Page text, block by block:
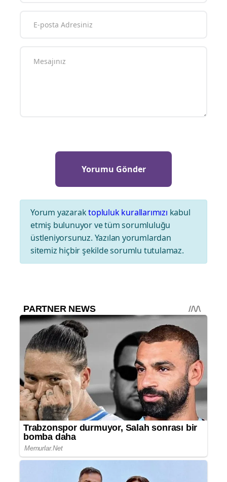
Yorum yazaraktopluluk kurallarımızı kabul
etmiş bulunuyor ve tüm sorumluluğu
üstleniyorsunuz. Yazılan yorumlardan
sitemiz hiçbir şekilde sorumlu tutulamaz.